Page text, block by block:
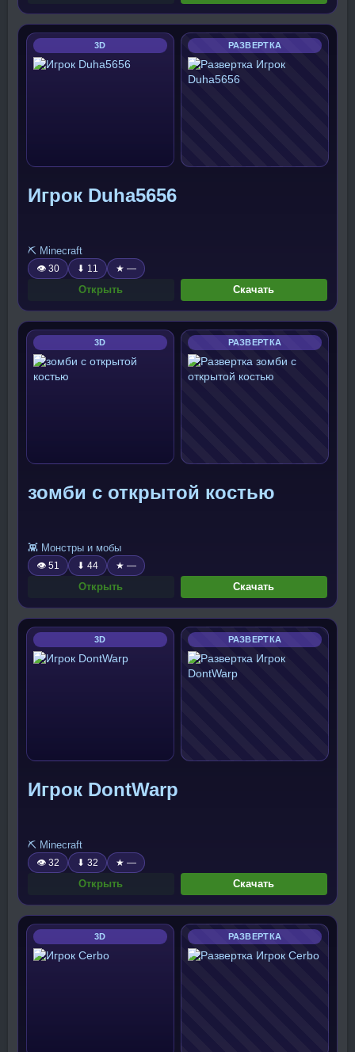
3D РАЗВЕРТКА
Игрок Duha5656
⛏️ Minecraft
👁 30 ⬇ 11 ★ —
Открыть Скачать
3D РАЗВЕРТКА
зомби с открытой костью
👾 Монстры и мобы
👁 51 ⬇ 44 ★ —
Открыть Скачать
3D РАЗВЕРТКА
Игрок DontWarp
⛏️ Minecraft
👁 32 ⬇ 32 ★ —
Открыть Скачать
3D РАЗВЕРТКА